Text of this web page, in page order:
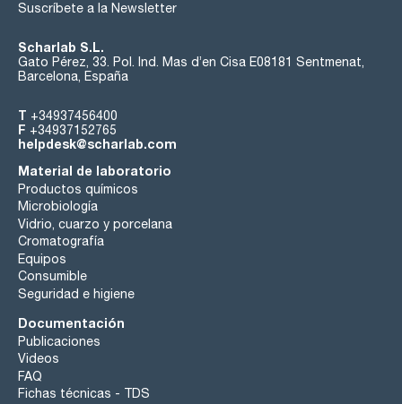
Suscríbete a la Newsletter
Scharlab S.L.
Gato Pérez, 33. Pol. Ind. Mas d’en Cisa E08181 Sentmenat,
Barcelona, España
T +34937456400
F +34937152765
helpdesk@scharlab.com
Material de laboratorio
Productos químicos
Microbiología
Vidrio, cuarzo y porcelana
Cromatografía
Equipos
Consumible
Seguridad e higiene
Documentación
Publicaciones
Videos
FAQ
Fichas técnicas - TDS